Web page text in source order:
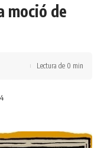
moció de
Lectura de 0 min